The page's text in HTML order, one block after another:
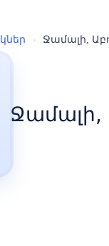
› Ջամալի,
Ջամալի,